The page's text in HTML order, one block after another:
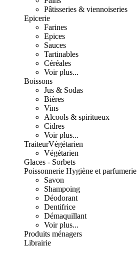
Pâtisseries & viennoiseries
Epicerie
Farines
Epices
Sauces
Tartinables
Céréales
Voir plus...
Boissons
Jus & Sodas
Bières
Vins
Alcools & spiritueux
Cidres
Voir plus...
TraiteurVégétarien
Végétarien
Glaces - Sorbets
Poissonnerie Hygiène et parfumerie
Savon
Shampoing
Déodorant
Dentifrice
Démaquillant
Voir plus...
Produits ménagers
Librairie